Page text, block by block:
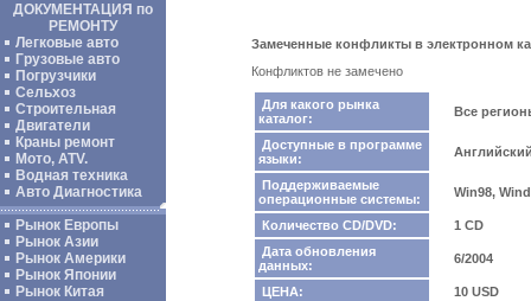
ДОКУМЕНТАЦИЯ по
РЕМОНТУ
Легковые авто
Грузовые авто
Погрузчики
Сельхоз
Строительная
Двигатели
Краны ремонт
Мото, ATV.
Водная техника
Авто Диагностика
Рынок Европы
Рынок Азии
Рынок Америки
Рынок Японии
Рынок Китая
Замеченные конфликты в электронном
Конфликтов не замечено
Для какого рынка
каталог:
Все
Доступные в программе
языки:
Поддерживаемые
операционные системы:
Win98,
Количество CD/DVD:
1 CD
Дата обновления
данных:
6/2004
ЦЕНА: 10 USD